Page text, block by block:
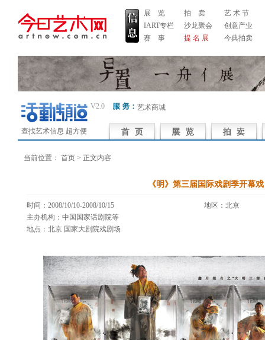
展 览
IART专栏
赛 事
拍 卖
沙龙聚会
提 名 展
艺 术 节
创意产业
今典拍卖
查找艺术信息 超方便
V2.0 艺术商城
当前位置： 首页 > 正文内容
《明》第三届国际戏剧季开幕戏
时间：2008/10/10-2008/10/15
地区：北京
主办机构：中国国家话剧院等
地点：北京 国家大剧院戏剧场